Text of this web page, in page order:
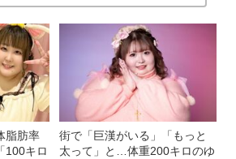
脂肪率
100キロ
街で「巨漢がいる」「もっと
太って」と…体重200キロのゆ